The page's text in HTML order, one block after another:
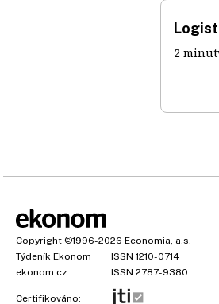
2
Copyright ©1996-2026 Economia, a.s.
Týdeník Ekonom
ISSN 1210-0714
ekonom.cz
ISSN 2787-9380
Certifikováno: